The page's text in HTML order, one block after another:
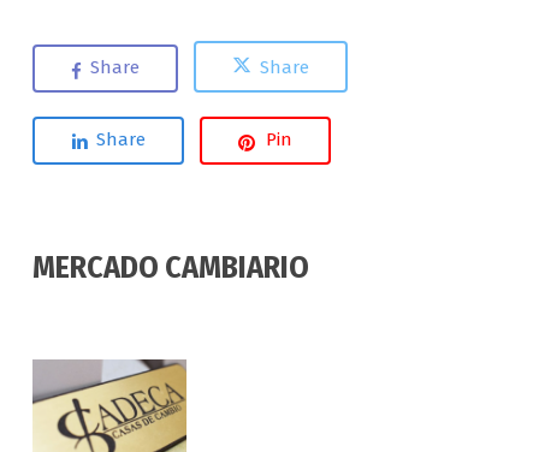
Share Share
Share Pin
MERCADO CAMBIARIO